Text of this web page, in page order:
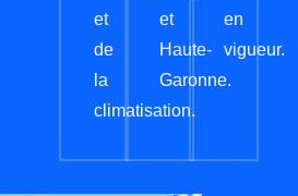
et
de
la
climatisation.
et
Haute-
Garonne.
en
vigueur.